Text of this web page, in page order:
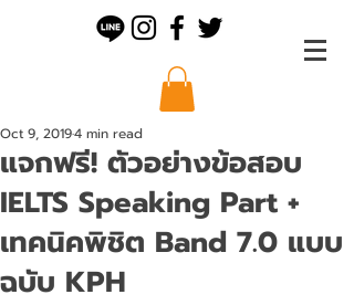
แจกฟรี! ตัวอย่างข้อสอบ
IELTS Speaking Part +
เทคนิคพิชิต Band 7.0 แบบ
ฉบับ KPH
Oct 9, 20194 min read